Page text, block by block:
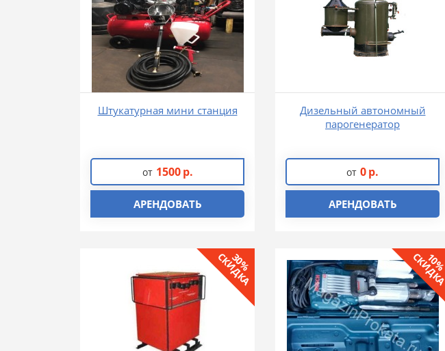
Штукатурная мини станция
от 1500 р.
АРЕНДОВАТЬ
Дизельный автономный
парогенератор
от 0р.
АРЕНДОВАТЬ
30%
СКИДКА 10%
СКИДКА